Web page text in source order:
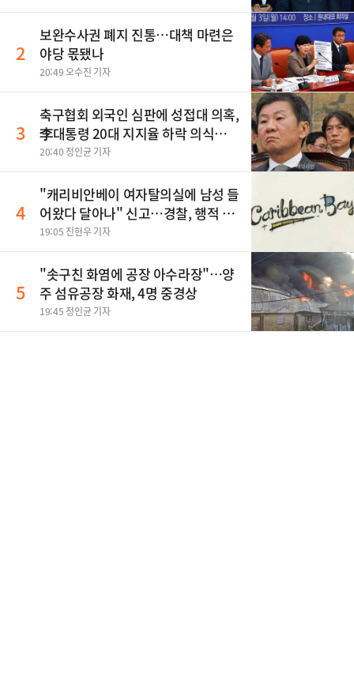
2
보완수사권 폐지 진통…대책 마련은
야당 몫됐나
20:49 오수진 기자
3
축구협회 외국인 심판에 성접대 의혹,
李대통령 20대 지지율 하락 의식했
나, 삼전닉스 올인은 금물, SK하이닉
민석 "과반 승리 가능성 99%" 등
20:40 정인균 기자
4
"캐리비안베이 여자탈의실에 남성 들
어왔다 달아나" 신고…경찰, 행적 추
적 중
19:05 진현우 기자
5
"솟구친 화염에 공장 아수라장"…양
주 섬유공장 화재, 4명 중경상
19:45 정인균 기자